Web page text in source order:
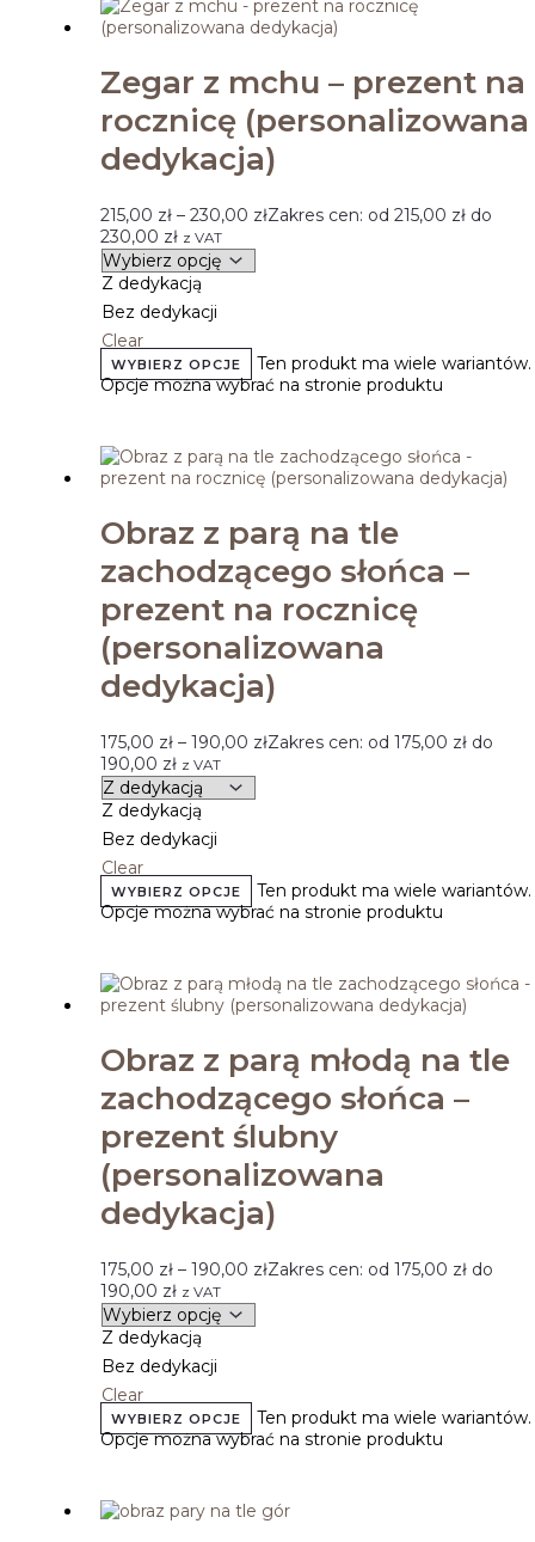
Zegar z mchu – prezent na
rocznicę (personalizowana
dedykacja)
215,00 zł – 230,00 złZakres cen: od 215,00 zł do
230,00 zł z VAT
Z dedykacją
Bez dedykacji
Clear
WYBIERZ OPCJE
Ten produkt ma wiele wariantów.
Opcje można wybrać na stronie produktu
Obraz z parą na tle
zachodzącego słońca –
prezent na rocznicę
(personalizowana
dedykacja)
175,00 zł – 190,00 złZakres cen: od 175,00 zł do
190,00 zł z VAT
Z dedykacją
Bez dedykacji
Clear
WYBIERZ OPCJE
Ten produkt ma wiele wariantów.
Opcje można wybrać na stronie produktu
Obraz z parą młodą na tle
zachodzącego słońca –
prezent ślubny
(personalizowana
dedykacja)
175,00 zł – 190,00 złZakres cen: od 175,00 zł do
190,00 zł z VAT
Z dedykacją
Bez dedykacji
Clear
WYBIERZ OPCJE
Ten produkt ma wiele wariantów.
Opcje można wybrać na stronie produktu